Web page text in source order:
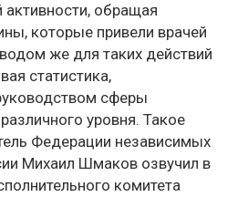
активности, обращая
которые привели врачей
же для таких действий
статистика,
сферы
уровня. Такое
Федерации независимых
Михаил Шмаков озвучил в
комитета